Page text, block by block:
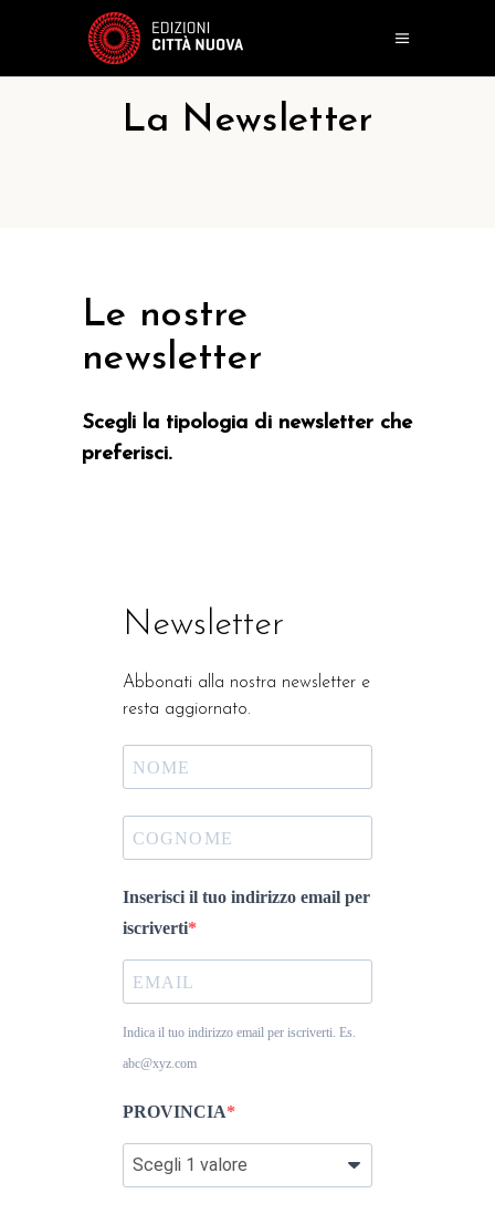
La Newsletter
Le nostre
newsletter
Scegli la tipologia di newsletter che
preferisci.
Newsletter
Abbonati alla nostra newsletter e
resta aggiornato.
Inserisci il tuo indirizzo email per
iscriverti
Indica il tuo indirizzo email per iscriverti. Es.
abc@xyz.com
PROVINCIA